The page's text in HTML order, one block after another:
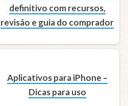
definitivo com recursos,
revisão e guia do comprador
Aplicativos para iPhone –
Dicas para uso